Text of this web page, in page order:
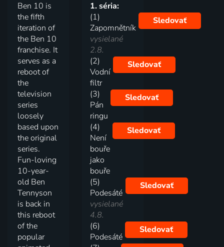
Ben 10 is
the fifth
iteration of
the Ben 10
franchise. It
serves as a
reboot of
the
television
series
loosely
based upon
the original
series.
Fun-loving
10-year-
old Ben
Tennyson
is back in
this reboot
of the
popular
1. séria:
(1)
Zapomnětník
vysielané
2.8.
Sledovať
(2)
Vodní
filtr
Sledovať
(3)
Pán
ringu
Sledovať
(4)
Není
bouře
jako
bouře
Sledovať
(5)
Podesáté
vysielané
4.8.
Sledovať
(6)
Podesáté
Sledovať